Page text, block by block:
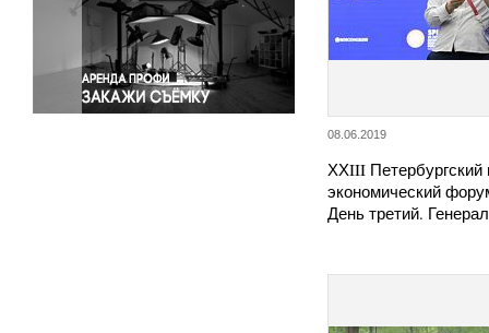
Спорт
Экология
Экономика и бизнес
08.06.2019
ХХIII
экономический
День третий.